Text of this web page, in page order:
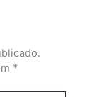
*